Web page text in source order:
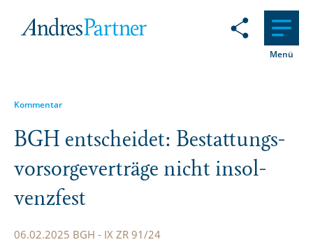
Menü
Kommentar
BGH entscheidet: Bestat­tungs­
vor­sor­ge­ver­träge nicht insol­
venzfest
06.02.2025 BGH - IX ZR 91/24